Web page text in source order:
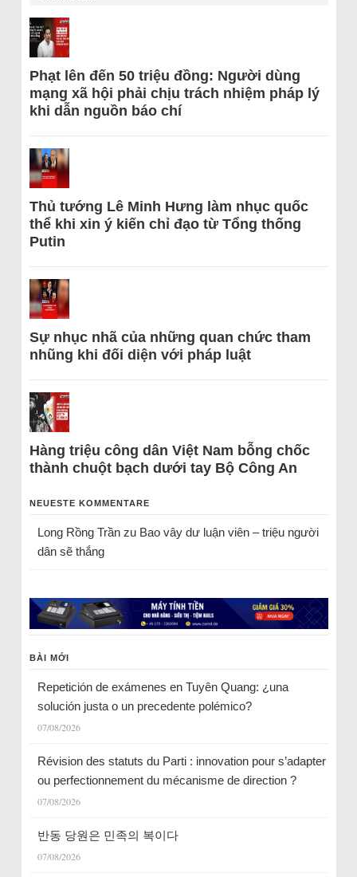
Phạt lên đến 50 triệu đồng: Người dùng
mạng xã hội phải chịu trách nhiệm pháp lý
khi dẫn nguồn báo chí
Thủ tướng Lê Minh Hưng làm nhục quốc
thể khi xin ý kiến chỉ đạo từ Tổng thống
Putin
Sự nhục nhã của những quan chức tham
nhũng khi đối diện với pháp luật
Hàng triệu công dân Việt Nam bỗng chốc
thành chuột bạch dưới tay Bộ Công An
NEUESTE KOMMENTARE
Long Rồng Trầnzu Bao vây dư luận viên – triệu người
dân sẽ thắng
BÀI MỚI
Repetición de exámenes en Tuyên Quang: ¿una
solución justa o un precedente polémico?
07/08/2026
Révision des statuts du Parti : innovation pour s’adapter
ou perfectionnement du mécanisme de direction ?
07/08/2026
반동 당원은 민족의 복이다
07/08/2026